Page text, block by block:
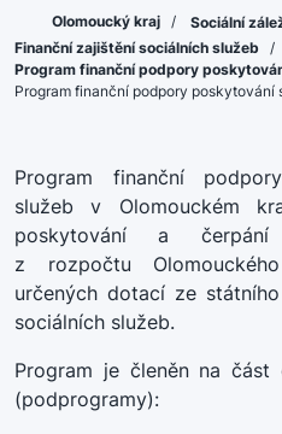
Olomoucký kraj / Sociální
Finanční zajištění sociálních služeb /
Program finanční podpory
Program finanční podpory poskytování
Program finanční
služeb v Olomouckém
poskytování a čerpání
z rozpočtu
určených dotací ze
sociálních služeb.
Program je členěn na
(podprogramy):